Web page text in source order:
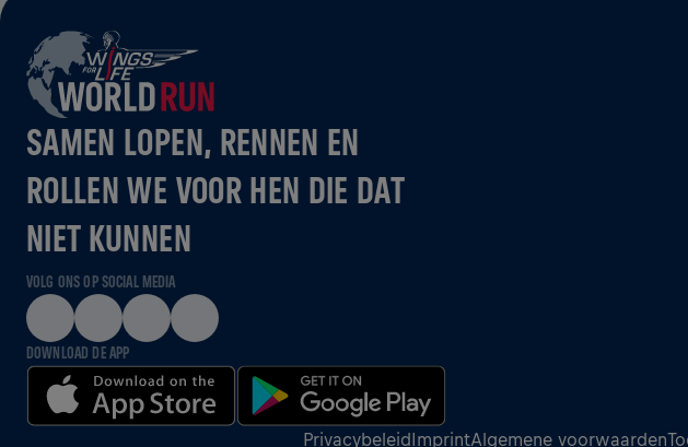
SAMEN LOPEN, RENNEN EN
ROLLEN WE VOOR HEN DIE DAT
NIET KUNNEN
VOLG ONS OP SOCIAL MEDIA
DOWNLOAD DE APP
PrivacybeleidImprintAlgemene voorwaarden